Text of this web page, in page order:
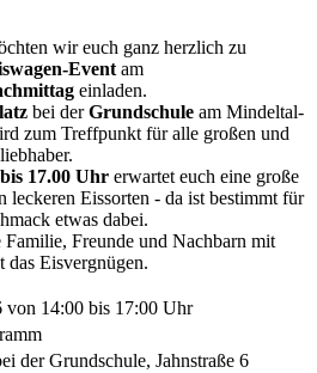
wir euch ganz herzlich zu
Event am
einladen.
bei derGrundschule am Mindeltal-
zum Treffpunkt für alle großen und
17.00 Uhr erwartet euch eine große
leckeren Eissorten - da ist bestimmt für
etwas dabei.
Familie, Freunde und Nachbarn mit
das Eisvergnügen.
von 14:00 bis 17:00 Uhr
der Grundschule, Jahnstraße 6